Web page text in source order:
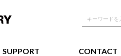
SUPPORT CONTACT